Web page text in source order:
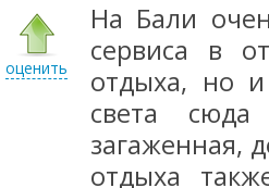
оценить
На Бали
сервиса в
отдыха, но и
света
загаженная,
отдыха